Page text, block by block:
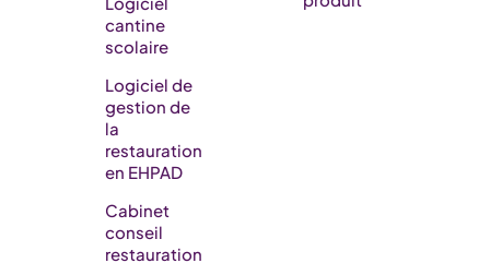
cantine
scolaire
Logiciel de
gestion de
la
restauration
en EHPAD​
Cabinet
conseil
restauration